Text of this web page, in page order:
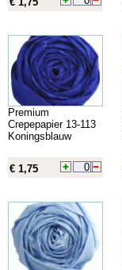
Premium
Crepepapier 13-113
Koningsblauw
€ 1,75